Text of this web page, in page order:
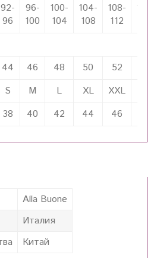
92-
96
96-
100
100-
104
104-
108
108-
112
112-
44 46 48 50 52
S M L XL XXL
38 40 42 44 46
Alla Buone
Италия
Китай